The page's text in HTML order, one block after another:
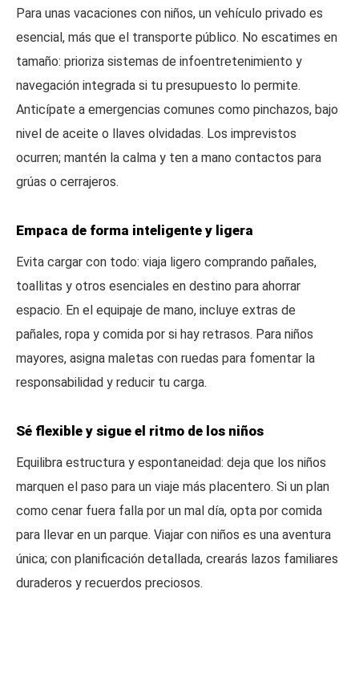
Para unas vacaciones con niños, un vehículo privado es
esencial, más que el transporte público. No escatimes en
tamaño: prioriza sistemas de infoentretenimiento y
navegación integrada si tu presupuesto lo permite.
Anticípate a emergencias comunes como pinchazos, bajo
nivel de aceite o llaves olvidadas. Los imprevistos
ocurren; mantén la calma y ten a mano contactos para
grúas o cerrajeros.
Empaca de forma inteligente y ligera
Evita cargar con todo: viaja ligero comprando pañales,
toallitas y otros esenciales en destino para ahorrar
espacio. En el equipaje de mano, incluye extras de
pañales, ropa y comida por si hay retrasos. Para niños
mayores, asigna maletas con ruedas para fomentar la
responsabilidad y reducir tu carga.
Sé flexible y sigue el ritmo de los niños
Equilibra estructura y espontaneidad: deja que los niños
marquen el paso para un viaje más placentero. Si un plan
como cenar fuera falla por un mal día, opta por comida
para llevar en un parque. Viajar con niños es una aventura
única; con planificación detallada, crearás lazos familiares
duraderos y recuerdos preciosos.